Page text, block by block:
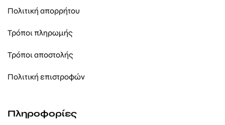
Πολιτική απορρήτου
Τρόποι πληρωμής
Τρόποι αποστολής
Πολιτική επιστροφών
Πληροφορίες